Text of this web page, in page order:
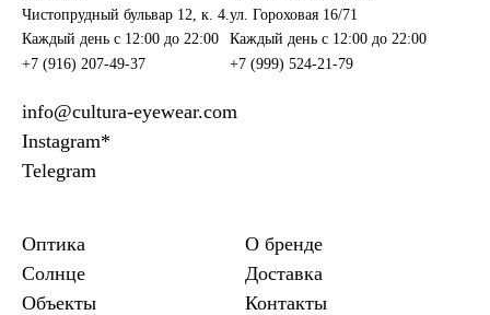
Чистопрудный бульвар 12, к. 4.
Каждый день c 12:00 до 22:00
+7 (916) 207-49-37
ул. Гороховая 16/71
Каждый день c 12:00 до 22:00
+7 (999) 524-21-79
info@cultura-eyewear.com
Instagram*
Telegram
Оптика
Солнце
Объекты
О бренде
Доставка
Контакты